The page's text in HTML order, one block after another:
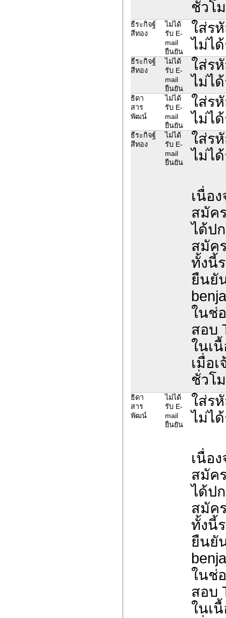
ชั่วโ
ธีระกิจฐ์
สีทอง
ไม่ได้
รับ E-
mail
ยืนยัน
ใส่ร
ไม่ไ
ธีระกิจฐ์
สีทอง
ไม่ได้
รับ E-
mail
ยืนยัน
ใส่ร
ไม่ไ
ธิดา
สาร
พัฒน์
ไม่ได้
รับ E-
mail
ยืนยัน
ใส่ร
ไม่ไ
ธีระกิจฐ์
สีทอง
ไม่ได้
รับ E-
mail
ยืนยัน
ใส่ร
ไม่ไ
เนื่อ
สมัค
ได้ป
สมัค
ทั้งนี้
ยืนยั
ในช่
สอบ
ในเ
เมื่อ
ชั่วโ
ธิดา
สาร
พัฒน์
ไม่ได้
รับ E-
mail
ยืนยัน
ใส่ร
ไม่ไ
เนื่อ
สมัค
ได้ป
สมัค
ทั้งนี้
ยืนยั
ในช่
สอบ
ในเ